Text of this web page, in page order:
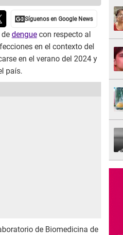
dengue con respecto al
en el contexto del
en el verano del 2024 y
país.
de Biomedicina de